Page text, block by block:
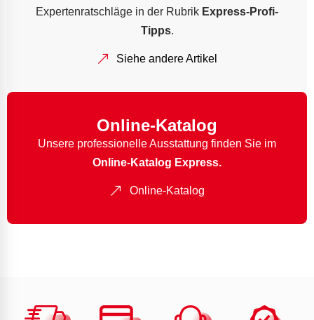
Expertenratschläge in der Rubrik Express-Profi-
Tipps.
Siehe andere Artikel
Online-Katalog
Unsere professionelle Ausstattung finden Sie im
Online-Katalog Express.
Online-Katalog